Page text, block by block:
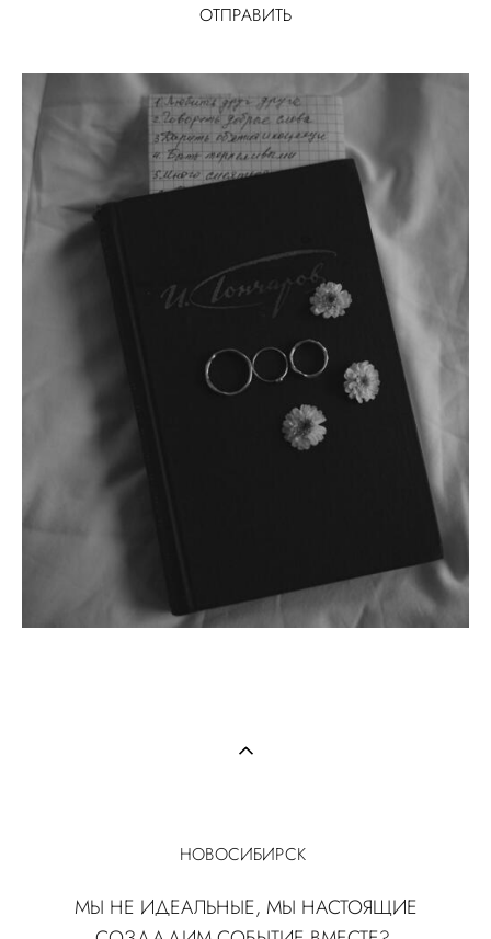
ОТПРАВИТЬ
НОВОСИБИРСК
МЫ НЕ ИДЕАЛЬНЫЕ, МЫ НАСТОЯЩИЕ